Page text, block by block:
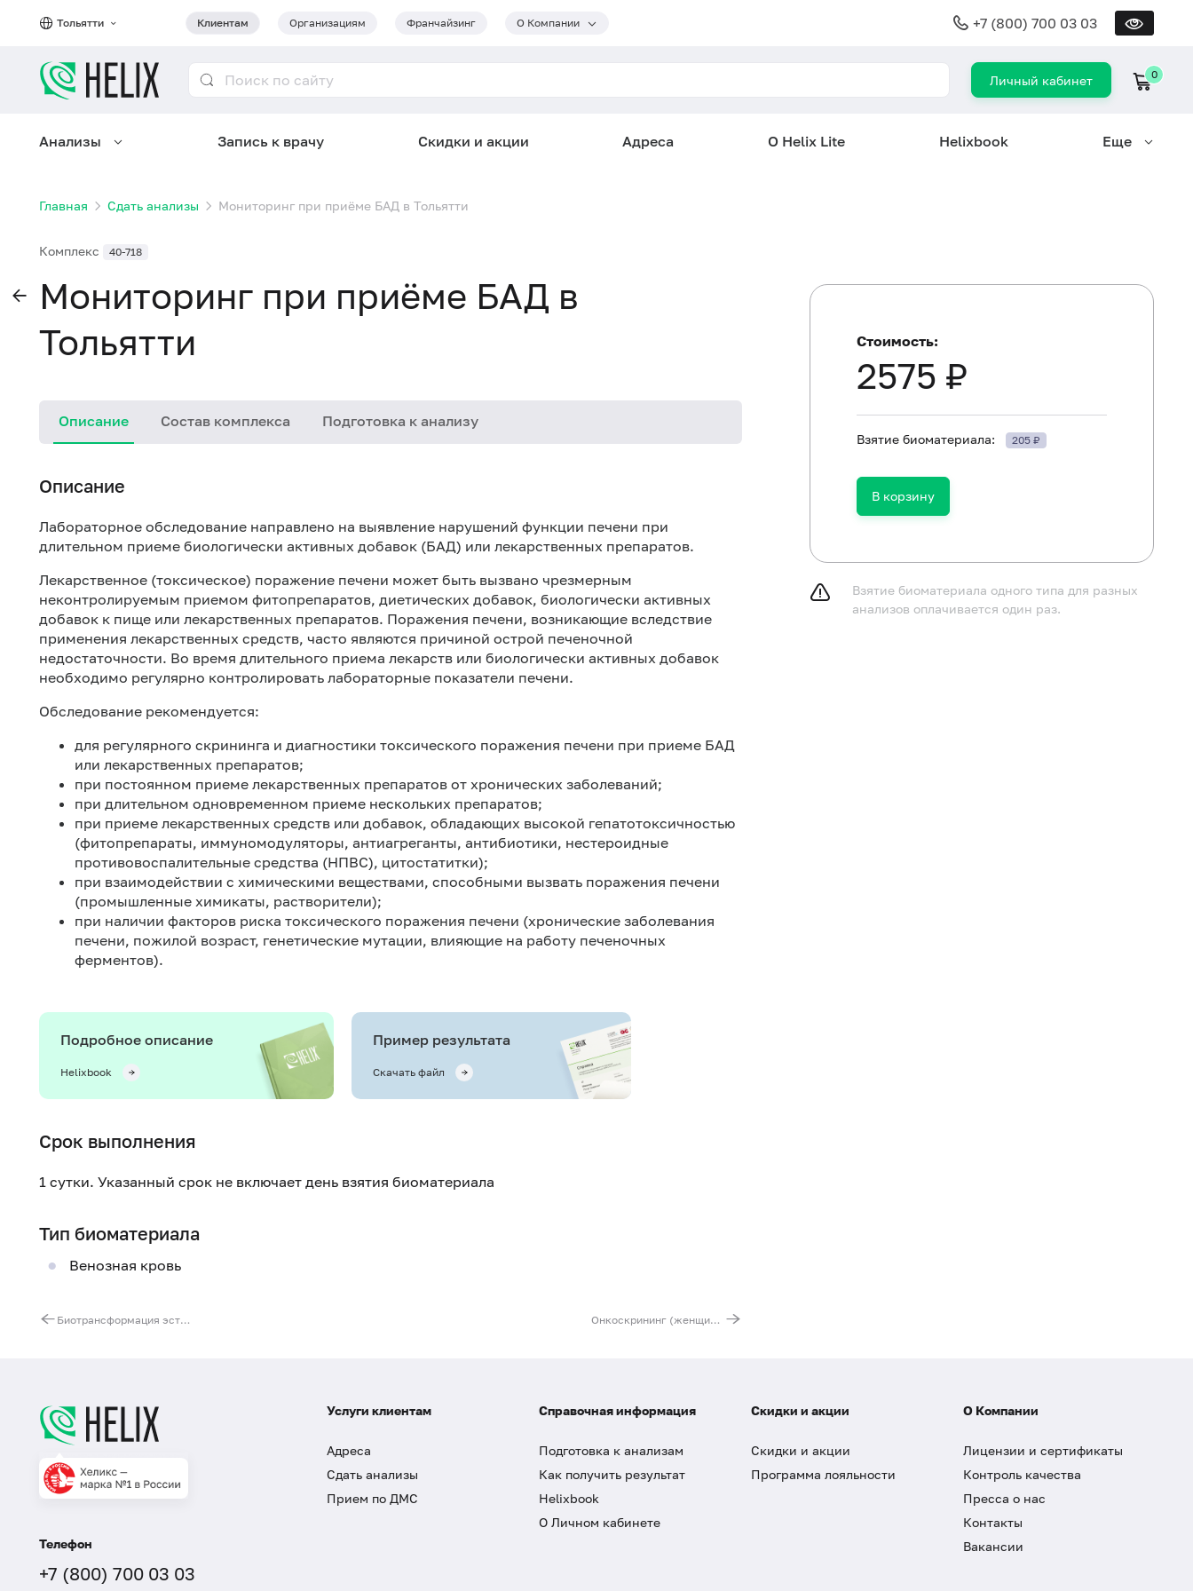
Тольятти Клиентам Организациям Франчайзинг О Компании +7 (800) 700 03 03
Личный кабинет 0
Анализы Запись к врачу Скидки и акции Адреса О Helix Lite Helixbook Еще
Главная Сдать анализы Мониторинг при приёме БАД в Тольятти
Комплекс 40-718
Мониторинг при приёме БАД в
Тольятти
Описание Состав комплекса Подготовка к анализу
Описание
Лабораторное обследование направлено на выявление нарушений функции печени при
длительном приеме биологически активных добавок (БАД) или лекарственных препаратов.
Лекарственное (токсическое) поражение печени может быть вызвано чрезмерным
неконтролируемым приемом фитопрепаратов, диетических добавок, биологически активных
добавок к пище или лекарственных препаратов. Поражения печени, возникающие вследствие
применения лекарственных средств, часто являются причиной острой печеночной
недостаточности. Во время длительного приема лекарств или биологически активных добавок
необходимо регулярно контролировать лабораторные показатели печени.
Обследование рекомендуется:
для регулярного скрининга и диагностики токсического поражения печени при приеме БАД
или лекарственных препаратов;
при постоянном приеме лекарственных препаратов от хронических заболеваний;
при длительном одновременном приеме нескольких препаратов;
при приеме лекарственных средств или добавок, обладающих высокой гепатотоксичностью
(фитопрепараты, иммуномодуляторы, антиагреганты, антибиотики, нестероидные
противовоспалительные средства (НПВС), цитостатитки);
при взаимодействии с химическими веществами, способными вызвать поражения печени
(промышленные химикаты, растворители);
при наличии факторов риска токсического поражения печени (хронические заболевания
печени, пожилой возраст, генетические мутации, влияющие на работу печеночных
ферментов).
Подробное описание
Helixbook
Пример результата
Скачать файл
Срок выполнения
1 сутки. Указанный срок не включает день взятия биоматериала
Тип биоматериала
Венозная кровь
Биотрансформация эстрогенов Онкоскрининг (женщины)
Клинический анализ крови (с лейкоцитарной формулой)
Коагулограмма №2 (протромбин (по Квику), МНО, фибриноген)
Аспартатаминотрансфераза (АСТ)
Стоимость:
2575 ₽
Взятие биоматериала: 205 ₽
В корзину
Взятие биоматериала одного типа для разных
анализов оплачивается один раз.
Телефон
+7 (800) 700 03 03
Услуги клиентам
Адреса
Сдать анализы
Прием по ДМС
Справочная информация
Подготовка к анализам
Как получить результат
Helixbook
О Личном кабинете
Скидки и акции
Скидки и акции
Программа лояльности
О Компании
Лицензии и сертификаты
Контроль качества
Пресса о нас
Контакты
Вакансии